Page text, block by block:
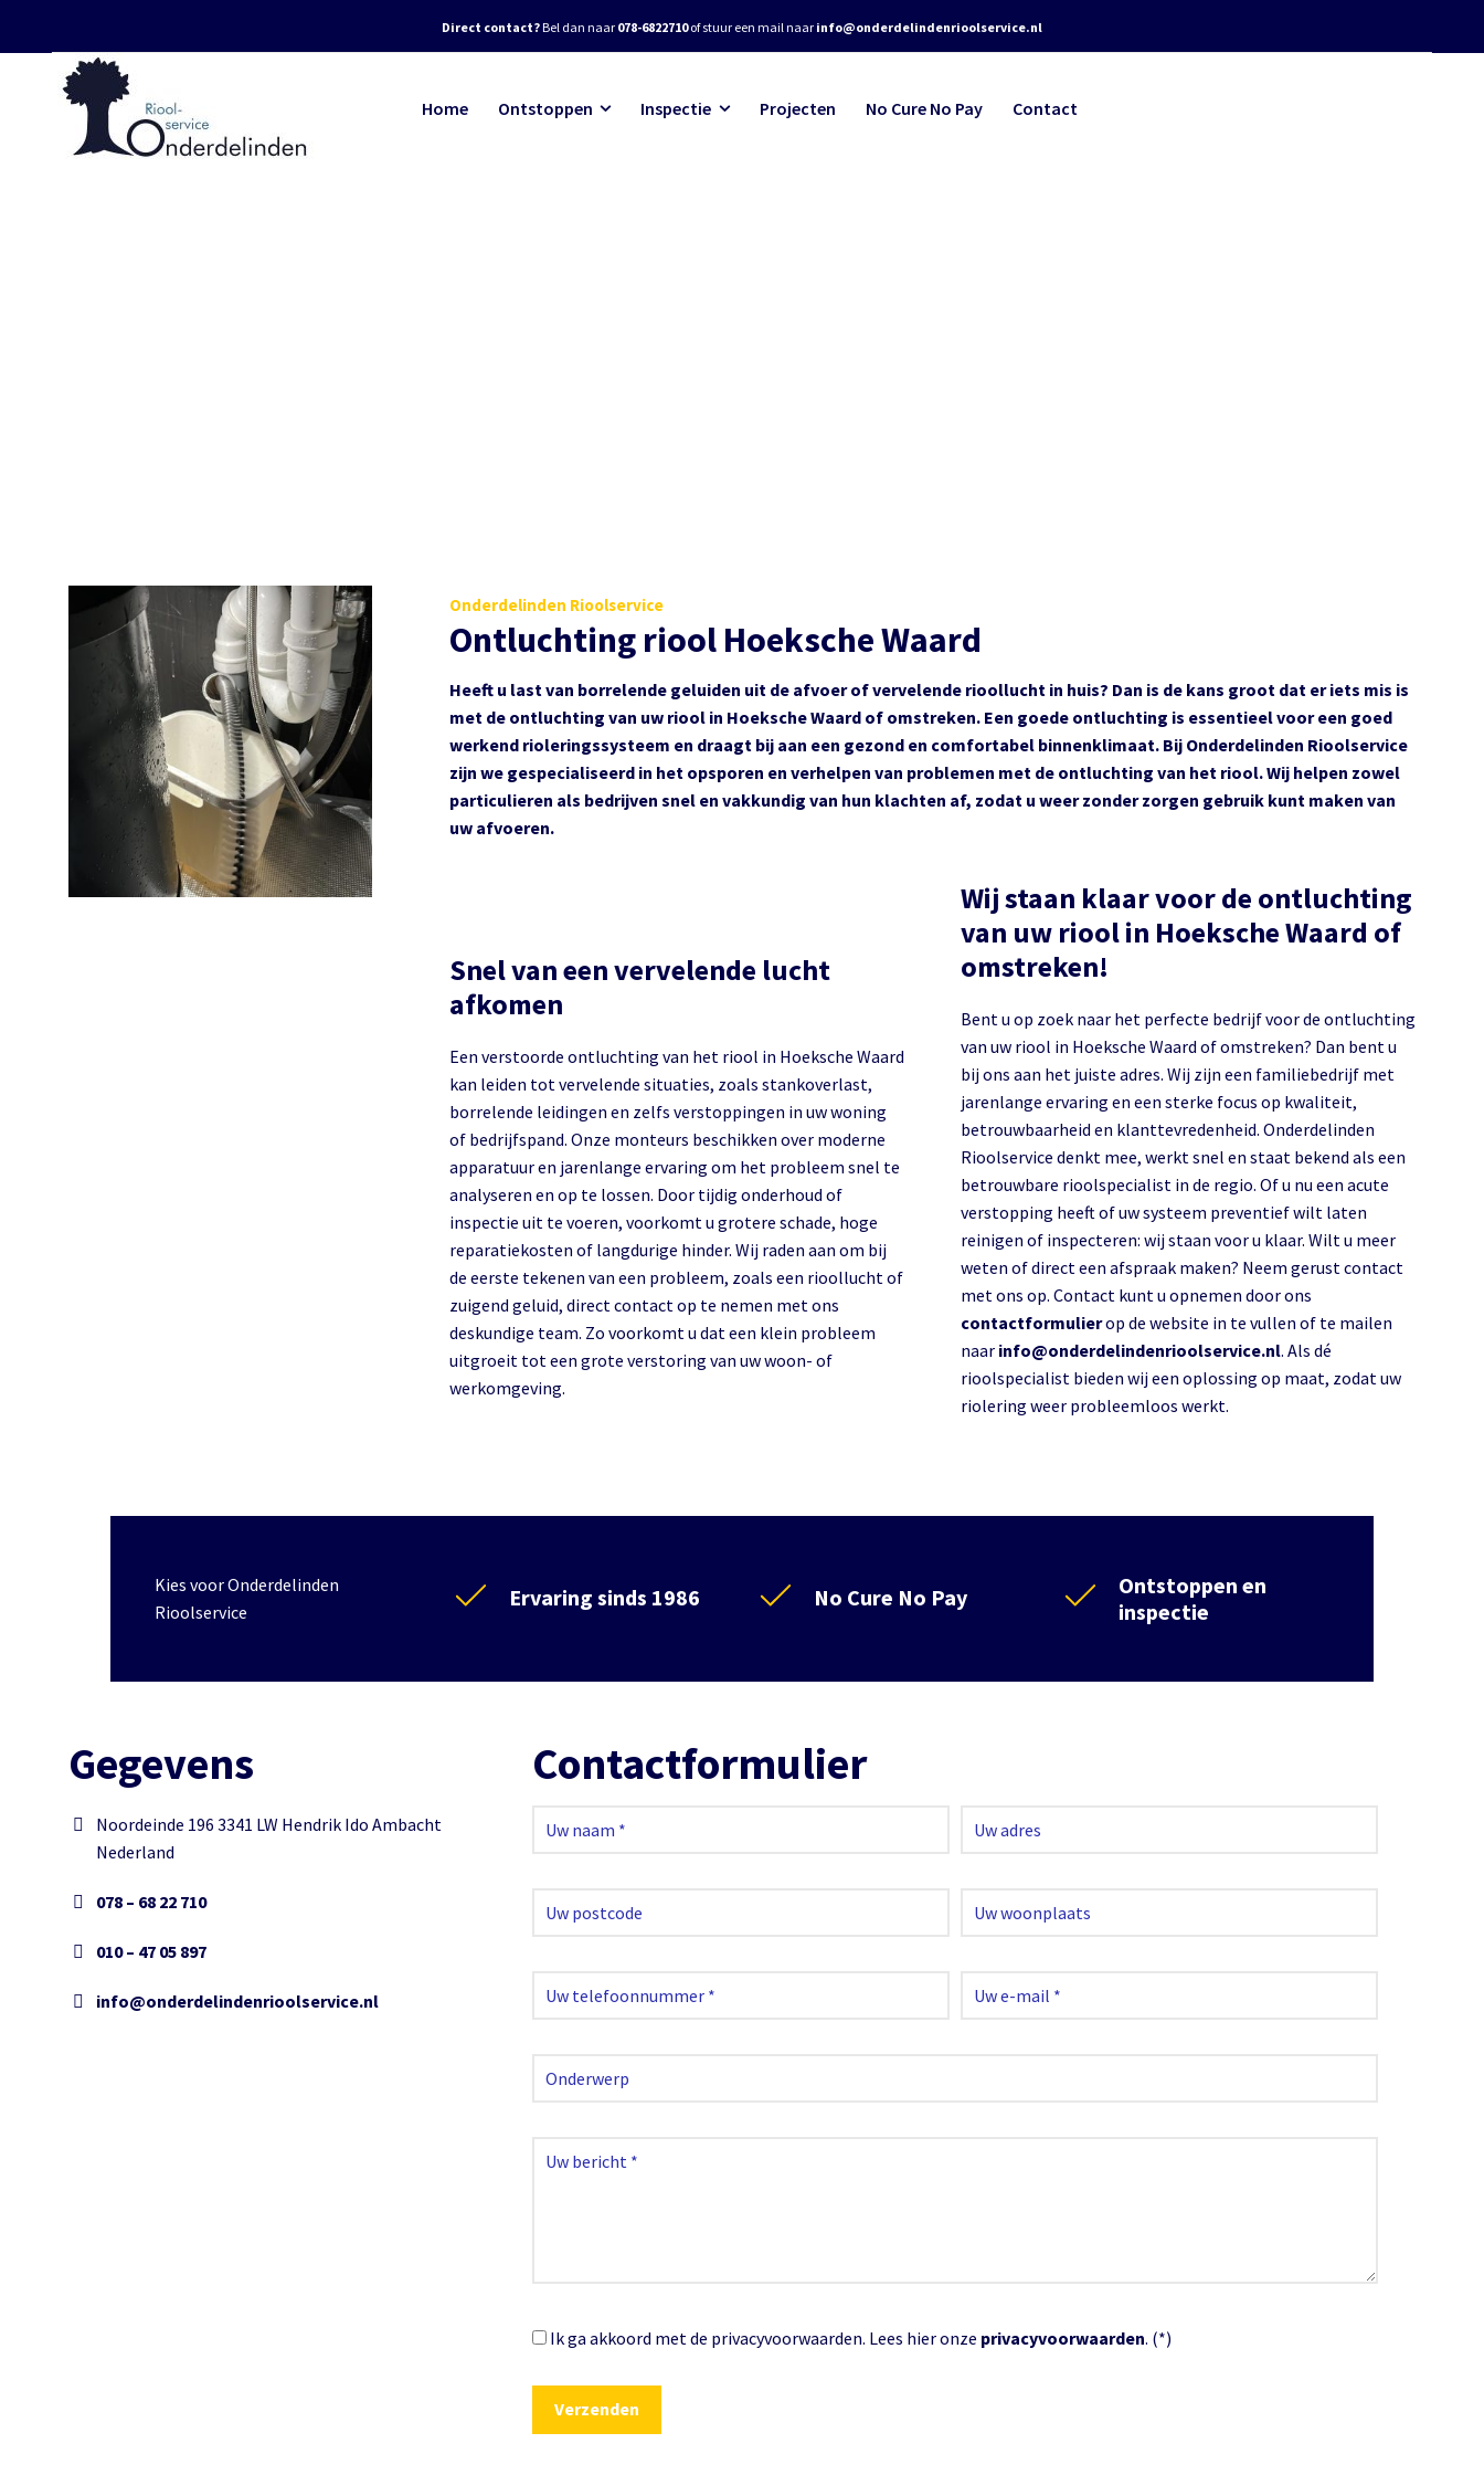
Direct contact?Bel dan naar 078-6822710of stuur een mail naar info@onderdelindenrioolservice.nl
Home Ontstoppen Inspectie Projecten No Cure No Pay Contact
Onderdelinden Rioolservice
Ontluchting riool Hoeksche Waard
Heeft u last van borrelende geluiden uit de afvoer of vervelende rioollucht in huis? Dan is de kans groot dat er iets mis is
met de ontluchting van uw riool in Hoeksche Waard of omstreken. Een goede ontluchting is essentieel voor een goed
werkend rioleringssysteem en draagt bij aan een gezond en comfortabel binnenklimaat. Bij Onderdelinden Rioolservice
zijn we gespecialiseerd in het opsporen en verhelpen van problemen met de ontluchting van het riool. Wij helpen zowel
particulieren als bedrijven snel en vakkundig van hun klachten af, zodat u weer zonder zorgen gebruik kunt maken van
uw afvoeren.
Snel van een vervelende lucht
afkomen
Een verstoorde ontluchting van het riool in Hoeksche Waard
kan leiden tot vervelende situaties, zoals stankoverlast,
borrelende leidingen en zelfs verstoppingen in uw woning
of bedrijfspand. Onze monteurs beschikken over moderne
apparatuur en jarenlange ervaring om het probleem snel te
analyseren en op te lossen. Door tijdig onderhoud of
inspectie uit te voeren, voorkomt u grotere schade, hoge
reparatiekosten of langdurige hinder. Wij raden aan om bij
de eerste tekenen van een probleem, zoals een rioollucht of
zuigend geluid, direct contact op te nemen met ons
deskundige team. Zo voorkomt u dat een klein probleem
uitgroeit tot een grote verstoring van uw woon- of
werkomgeving.
Wij staan klaar voor de ontluchting
van uw riool in Hoeksche Waard of
omstreken!
Bent u op zoek naar het perfecte bedrijf voor de ontluchting
van uw riool in Hoeksche Waard of omstreken? Dan bent u
bij ons aan het juiste adres. Wij zijn een familiebedrijf met
jarenlange ervaring en een sterke focus op kwaliteit,
betrouwbaarheid en klanttevredenheid. Onderdelinden
Rioolservice denkt mee, werkt snel en staat bekend als een
betrouwbare rioolspecialist in de regio. Of u nu een acute
verstopping heeft of uw systeem preventief wilt laten
reinigen of inspecteren: wij staan voor u klaar. Wilt u meer
weten of direct een afspraak maken? Neem gerust contact
met ons op. Contact kunt u opnemen door ons
contactformulierop de website in te vullen of te mailen
naar info@onderdelindenrioolservice.nl. Als dé
rioolspecialist bieden wij een oplossing op maat, zodat uw
Kies voor Onderdelinden
Rioolservice
Ervaring sinds 1986 No Cure No Pay
Ontstoppen en
inspectie
Gegevens
Noordeinde 196 3341 LW Hendrik Ido Ambacht
Nederland
078 – 68 22 710
010 – 47 05 897
info@onderdelindenrioolservice.nl
Contactformulier
Ik ga akkoord met de privacyvoorwaarden. Lees hier onze privacyvoorwaarden. (*)